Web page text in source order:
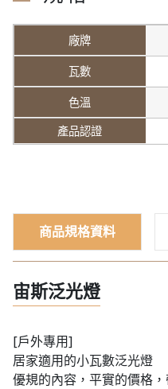
商品規格資料
宙斯泛光燈
[戶外專用]
居家適用的小瓦數泛光燈
優規的內容，平實的價格